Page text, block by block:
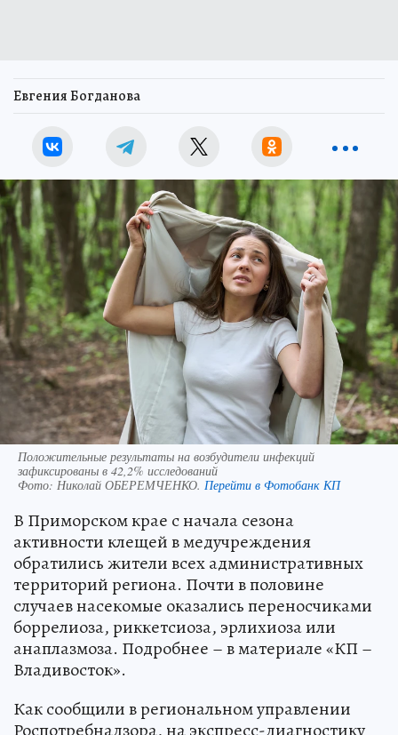
Евгения Богданова
Положительные результаты на возбудители инфекций
зафиксированы в 42,2% исследований
Фото: Николай ОБЕРЕМЧЕНКО. Перейти в Фотобанк КП
В Приморском крае с начала сезона
активности клещей в медучреждения
обратились жители всех административных
территорий региона. Почти в половине
случаев насекомые оказались переносчиками
боррелиоза, риккетсиоза, эрлихиоза или
анаплазмоза. Подробнее – в материале «КП –
Владивосток».
Как сообщили в региональном управлении
Роспотребнадзора, на экспресс-диагностику